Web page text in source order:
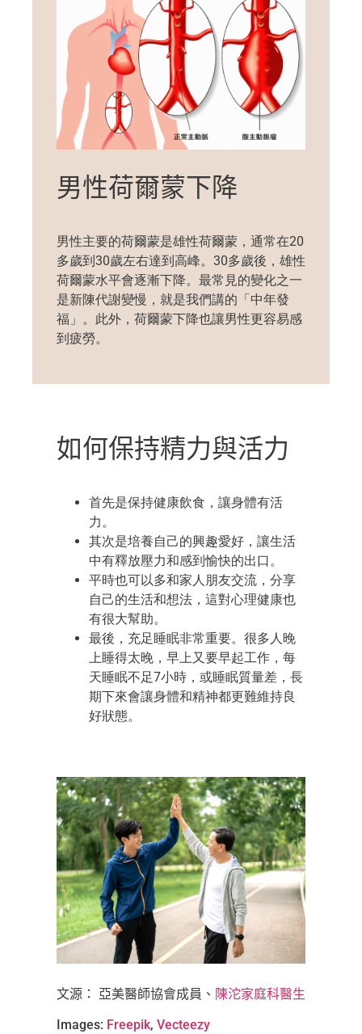
男性荷爾蒙下降
男性主要的荷爾蒙是雄性荷爾蒙，通常在20
多歲到30歲左右達到高峰。30多歲後，雄性
荷爾蒙水平會逐漸下降。最常見的變化之一
是新陳代謝變慢， 就是我們講的「中年發
福」。此外，荷爾蒙下降也讓男性更容易感
到疲勞。
如何保持精力與活力
首先是保持健康飲食，讓身體有活
力 。
其次是培養自己的興趣愛好，讓生活
中有釋放壓力和感到愉快的出口。
平時也可以多和家人朋友交流，分享
自己的生活和想法，這對心理健康也
有很大幫助。
最後，充足睡眠非常重要。很多人晚
上睡得太晚，早上又要早起工作 ， 每
天睡眠不足7小時，或睡眠質量差 ，長
期下來會讓身體和精神都更難維持良
好狀態。
文源： 亞美醫師協會成員、 陳沱家庭科醫生
Images: Freepik, Vecteezy